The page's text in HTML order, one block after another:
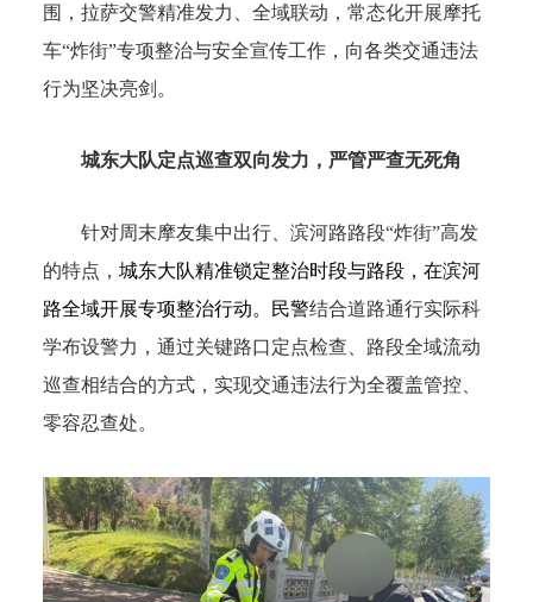
围，拉萨交警精准发力、全域联动，常态化开展摩托
车“炸街”专项整治与安全宣传工作， 向各类交通违法
行为坚决亮剑。
城东大队定点巡查双向发力，严管严查无死角
针对周末摩友集中出行、滨河路路段“炸街”高发
的特点，城东大队精准锁定整治时段与路段，在滨河
路全域开展专项整治行动。 民警结合道路通行实际科
学布设警力，通过关键路口定点检查、路段全域流动
巡查相结合的方式，实现交通违法行为全覆盖管控、
零容忍查处。